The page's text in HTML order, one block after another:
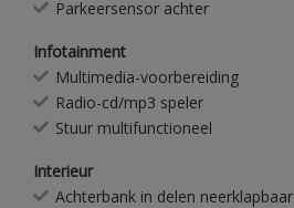
Parkeersensor achter
Infotainment
Multimedia-voorbereiding
Radio-cd/mp3 speler
Stuur multifunctioneel
Interieur
Achterbank in delen neerklapbaar